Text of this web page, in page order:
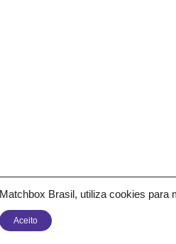
Matchbox Brasil, utiliza cookies para
Aceito